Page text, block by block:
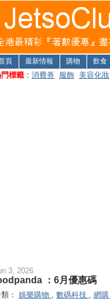
頁 最新情報 購物 飲食
標籤 ： 消費券 服飾 美容化妝
3, 2026
：6月優惠碼
： 娛樂購物 , 數碼科技 , 網購